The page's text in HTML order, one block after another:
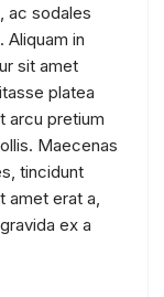
ac sodales
Aliquam in
sit amet
platea
arcu pretium
Maecenas
tincidunt
amet erat a,
ex a